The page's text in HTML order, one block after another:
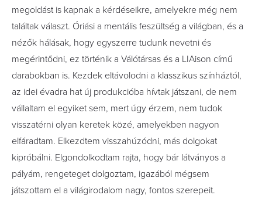
megoldást is kapnak a kérdéseikre, amelyekre még nem
találtak választ. Óriási a mentális feszültség a világban, és a
nézők hálásak, hogy egyszerre tudunk nevetni és
megérintődni, ez történik a Válótársas és a LIAison című
darabokban is. Kezdek eltávolodni a klasszikus színháztól,
az idei évadra hat új produkcióba hívtak játszani, de nem
vállaltam el egyiket sem, mert úgy érzem, nem tudok
visszatérni olyan keretek közé, amelyekben nagyon
elfáradtam. Elkezdtem visszahúzódni, más dolgokat
kipróbálni. Elgondolkodtam rajta, hogy bár látványos a
pályám, rengeteget dolgoztam, igazából mégsem
játszottam el a világirodalom nagy, fontos szerepeit.